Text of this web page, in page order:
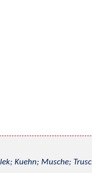
Kuehn; Musche;